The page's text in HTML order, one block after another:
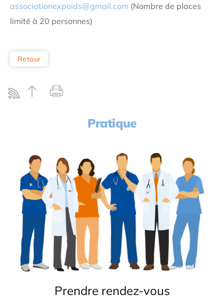
associationexpoids@gmail.com (Nombre de places
limité à 20 personnes)
Retour
Pratique
Prendre rendez-vous